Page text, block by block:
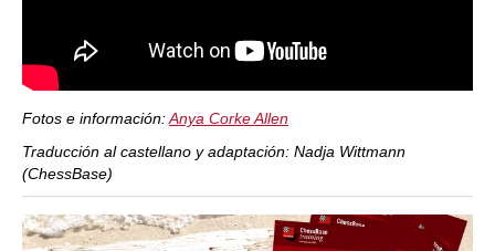
Fotos e información:Anya Corke Allen
Traducción al castellano y adaptación: Nadja Wittmann
(ChessBase)